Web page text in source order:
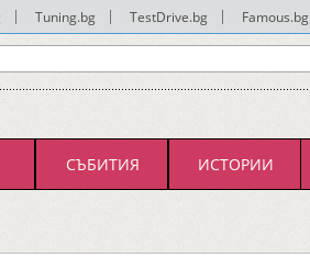
Tuning.bg TestDrive.bg Famous.bg
СЪБИТИЯ ИСТОРИИ